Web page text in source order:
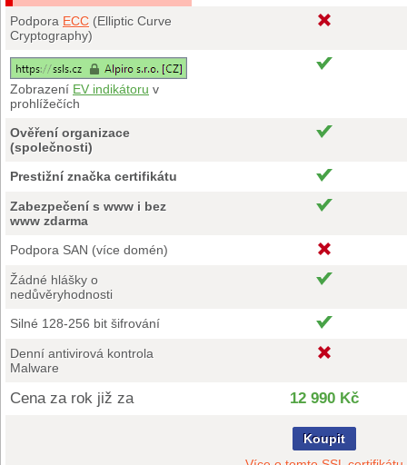
Podpora ECC (Elliptic Curve
Cryptography)
Zobrazení EV indikátoru v
prohlížečích
Ověření organizace
(společnosti)
Prestižní značka certifikátu
Zabezpečení s www i bez
www zdarma
Podpora SAN (více domén)
Žádné hlášky o
nedůvěryhodnosti
Silné 128-256 bit šifrování
Denní antivirová kontrola
Malware
Cena za rok již za 12 990 Kč
Koupit